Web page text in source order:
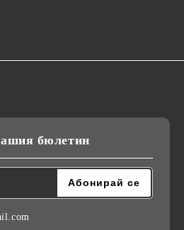
бюлетин